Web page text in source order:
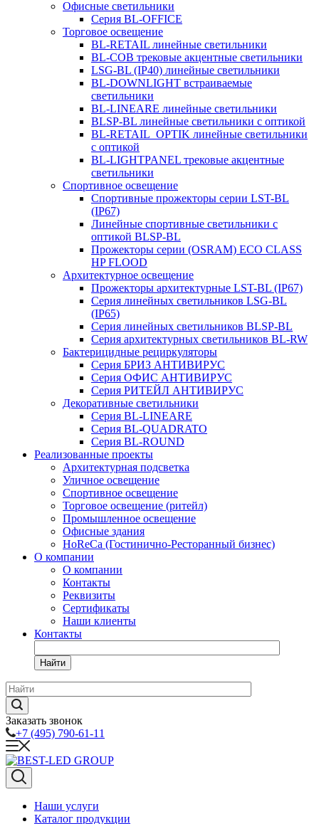
Офисные светильники
Серия BL-OFFICE
Торговое освещение
BL-RETAIL линейные светильники
BL-COB трековые акцентные светильники
LSG-BL (IP40) линейные светильники
BL-DOWNLIGHT встраиваемые
светильники
BL-LINEARE линейные светильники
BLSP-BL линейные светильники с оптикой
BL-RETAIL_OPTIK линейные светильники
с оптикой
BL-LIGHTPANEL трековые акцентные
светильники
Спортивное освещение
Спортивные прожекторы серии LST-BL
(IP67)
Линейные спортивные светильники с
оптикой BLSP-BL
Прожекторы серии (OSRAM) ECO CLASS
HP FLOOD
Архитектурное освещение
Прожекторы архитектурные LST-BL (IP67)
Серия линейных светильников LSG-BL
(IP65)
Серия линейных светильников BLSP-BL
Серия архитектурных светильников BL-RW
Бактерицидные рециркуляторы
Серия БРИЗ АНТИВИРУС
Серия ОФИС АНТИВИРУС
Серия РИТЕЙЛ АНТИВИРУС
Декоративные светильники
Серия BL-LINEARE
Серия BL-QUADRATO
Серия BL-ROUND
Реализованные проекты
Архитектурная подсветка
Уличное освещение
Спортивное освещение
Торговое освещение (ритейл)
Промышленное освещение
Офисные здания
HoReCa (Гостинично-Ресторанный бизнес)
О компании
О компании
Контакты
Реквизиты
Сертификаты
Наши клиенты
Контакты
Найти
Заказать звонок
+7 (495) 790-61-11
Наши услуги
Каталог продукции